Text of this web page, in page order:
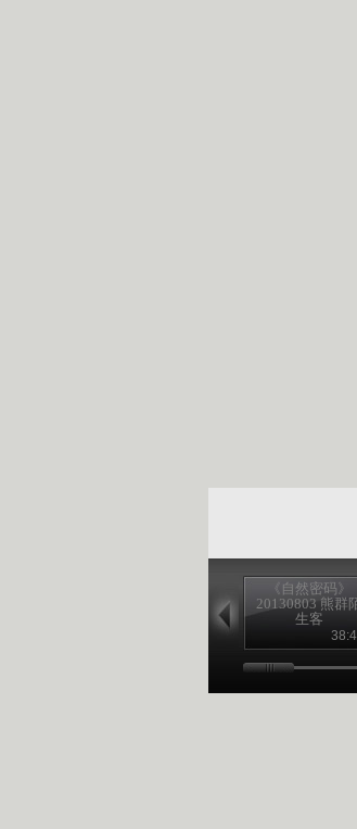
《自然密码》
20130803 熊群
生客